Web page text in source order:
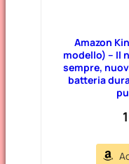
Amazon
modello) – Il
sempre,
batteria